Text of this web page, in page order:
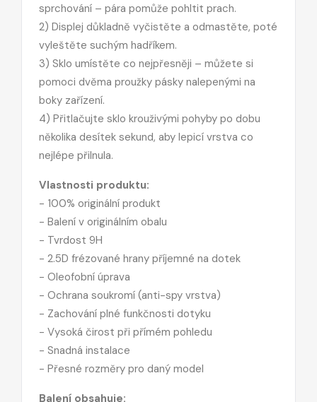
sprchování – pára pomůže pohltit prach.
2) Displej důkladně vyčistěte a odmastěte, poté
vyleštěte suchým hadříkem.
3) Sklo umístěte co nejpřesněji – můžete si
pomoci dvěma proužky pásky nalepenými na
boky zařízení.
4) Přitlačujte sklo krouživými pohyby po dobu
několika desítek sekund, aby lepicí vrstva co
nejlépe přilnula.
Vlastnosti produktu:
- 100% originální produkt
- Balení v originálním obalu
- Tvrdost 9H
- 2.5D frézované hrany příjemné na dotek
- Oleofobní úprava
- Ochrana soukromí (anti-spy vrstva)
- Zachování plné funkčnosti dotyku
- Vysoká čirost při přímém pohledu
- Snadná instalace
- Přesné rozměry pro daný model
Balení obsahuje: